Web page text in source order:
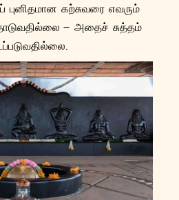
கற்சுவரை எவரும்
– அதைச் சுத்தம்